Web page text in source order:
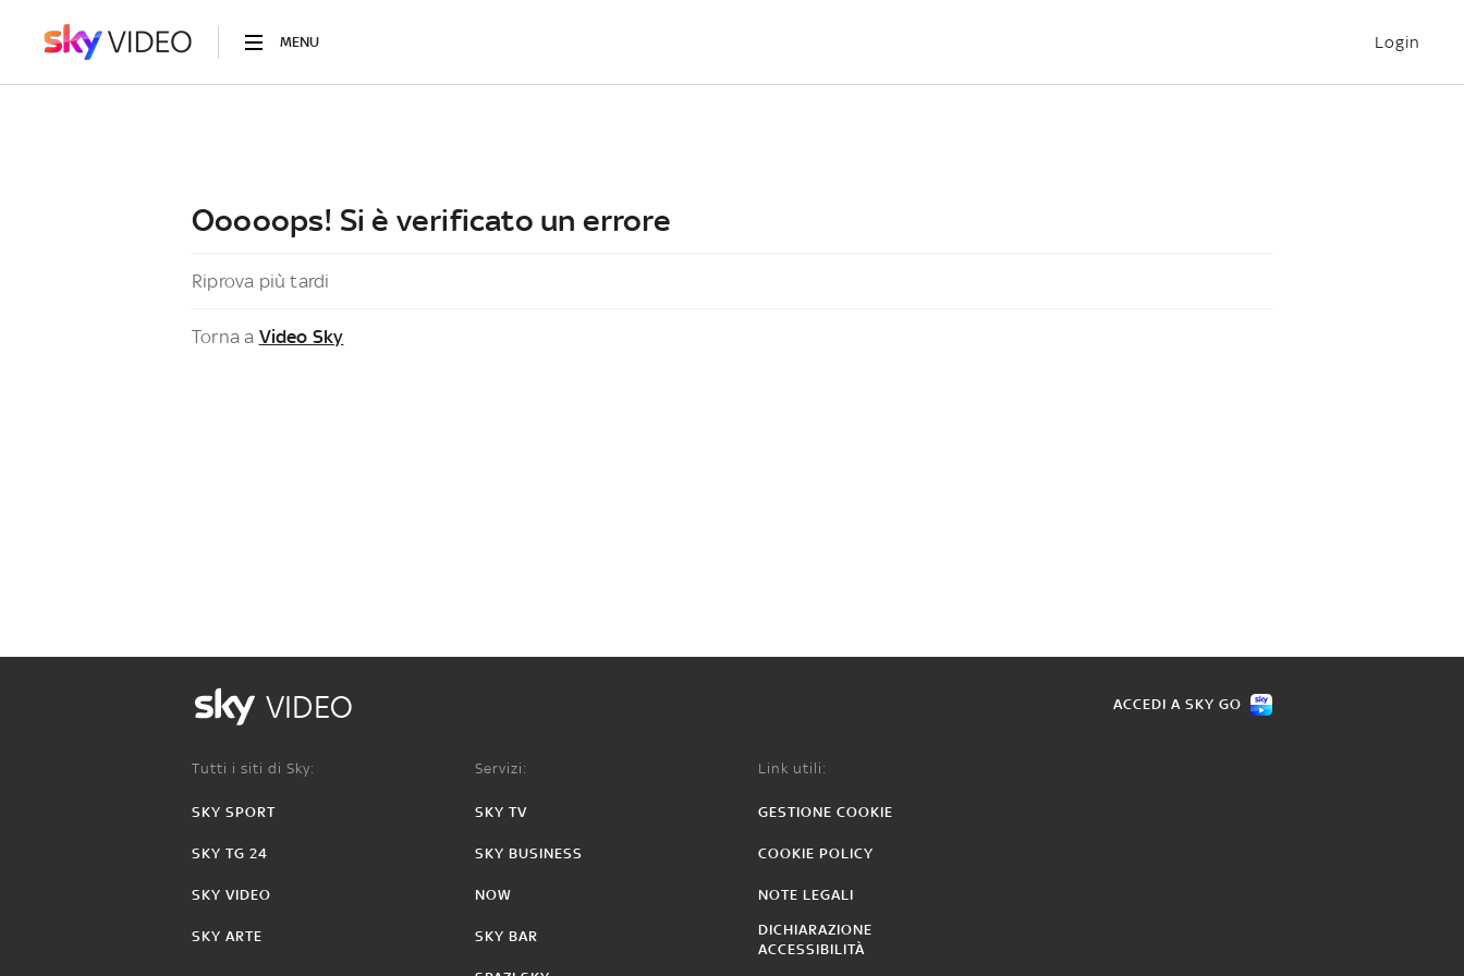
MENU Login
Ooooops! Si è verificato un errore
Riprova più tardi
Torna a Video Sky
VIDEO ACCEDI A SKY GO
Tutti i siti di Sky:
SKY SPORT
SKY TG 24
SKY VIDEO
SKY ARTE
Servizi:
SKY TV
SKY BUSINESS
NOW
SKY BAR
Link utili:
GESTIONE COOKIE
COOKIE POLICY
NOTE LEGALI
DICHIARAZIONE
ACCESSIBILITÀ